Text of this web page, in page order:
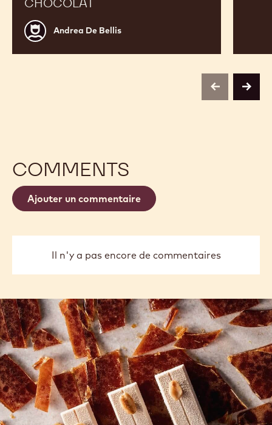
Andrea
De
Bellis
Andrea De Bellis
previousnext
COMMENTS
Ajouter un commentaire
Il n'y a pas encore de commentaires